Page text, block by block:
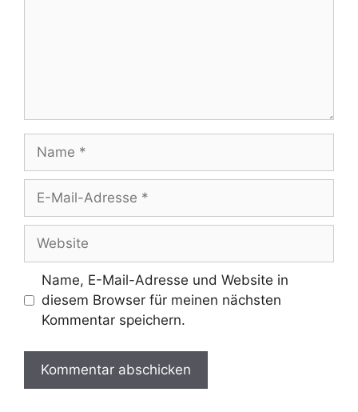
Name
Adresse
Website
Name, E-Mail-Adresse und Website in
diesem Browser für meinen nächsten
Kommentar speichern.